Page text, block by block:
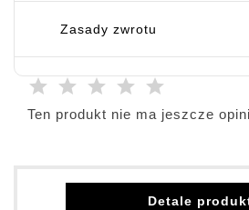
Zasady zwrotu
Ten produkt nie ma jeszcze
Detale